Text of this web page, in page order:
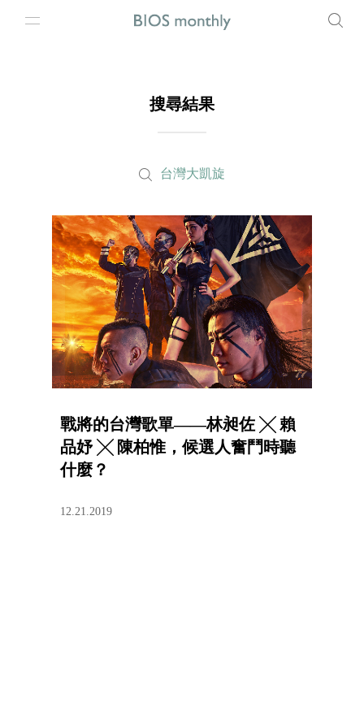
搜尋結果
台灣大凱旋
戰將的台灣歌單——林昶佐 ╳ 賴
品妤 ╳ 陳柏惟，候選人奮鬥時聽
什麼？
12.21.2019